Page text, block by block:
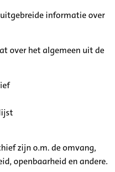
informatie over
over het algemeen uit de
zijn o.m. de omvang,
openbaarheid en andere.